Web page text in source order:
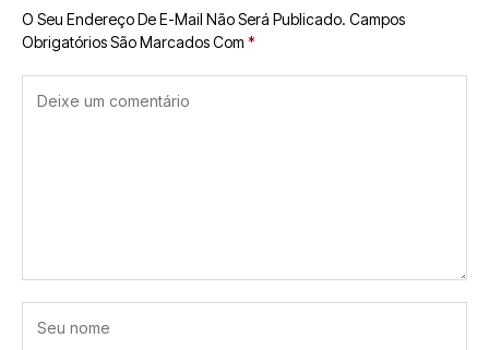
O Seu Endereço De E-Mail Não Será Publicado. Campos
Obrigatórios São Marcados Com *